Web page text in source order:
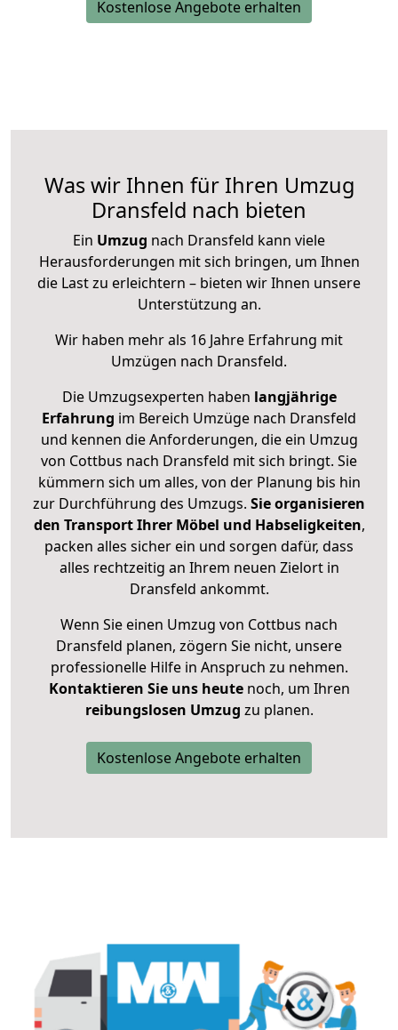
Kostenlose Angebote erhalten
Was wir Ihnen für Ihren Umzug
Dransfeld nach bieten
Ein Umzug nach Dransfeld kann viele
Herausforderungen mit sich bringen, um Ihnen
die Last zu erleichtern – bieten wir Ihnen unsere
Unterstützung an.
Wir haben mehr als 16 Jahre Erfahrung mit
Umzügen nach Dransfeld.
Die Umzugsexperten haben langjährige
Erfahrung im Bereich Umzüge nach Dransfeld
und kennen die Anforderungen, die ein Umzug
von Cottbus nach Dransfeld mit sich bringt. Sie
kümmern sich um alles, von der Planung bis hin
zur Durchführung des Umzugs. Sie organisieren
den Transport Ihrer Möbel und Habseligkeiten,
packen alles sicher ein und sorgen dafür, dass
alles rechtzeitig an Ihrem neuen Zielort in
Dransfeld ankommt.
Wenn Sie einen Umzug von Cottbus nach
Dransfeld planen, zögern Sie nicht, unsere
professionelle Hilfe in Anspruch zu nehmen.
Kontaktieren Sie uns heutenoch, um Ihren
reibungslosen Umzug zu planen.
Kostenlose Angebote erhalten